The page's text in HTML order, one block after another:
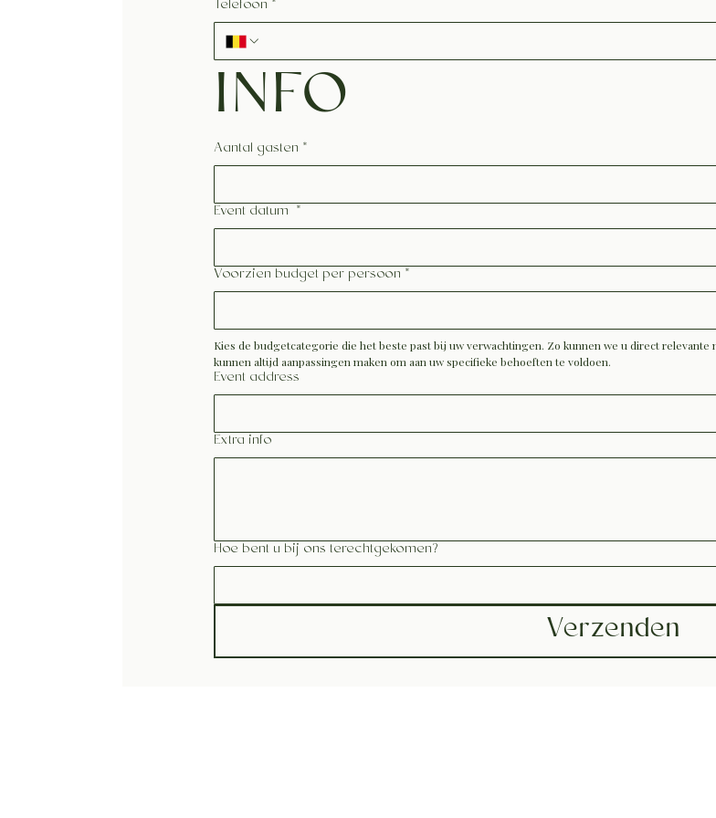
Telefoon *
INFO
Aantal gasten *
Event datum*
Voorzien budget per persoon*
Kies de budgetcategorie die het beste past bij uw verwachtingen. Zo kunnen we u direct
kunnen altijd aanpassingen maken om aan uw specifieke behoeften te voldoen.
Event address
Extra info
Hoe bent u bij ons terechtgekomen?
Verzenden